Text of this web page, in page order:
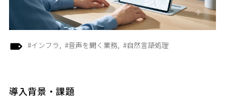
#インフラ #音声を聞く業務 #自然言語処理
導入背景・課題